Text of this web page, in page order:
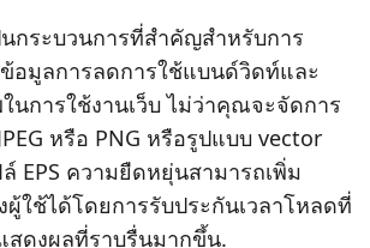
กระบวนการที่สําคัญสําหรับการ
อมูลการลดการใช้แบนด์วิดท์และ
นการใช้งานเว็บ ไม่ว่าคุณจะจัดการ
หรือ PNG หรือรูปแบบ vector
EPS ความยืดหยุ่นสามารถเพิ่ม
ใช้ได้โดยการรับประกันเวลาโหลดที่
สดงผลที่ราบรื่นมากขึ้น.